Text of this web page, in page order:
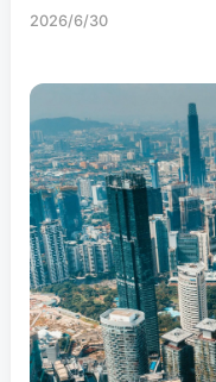
2026/6/30